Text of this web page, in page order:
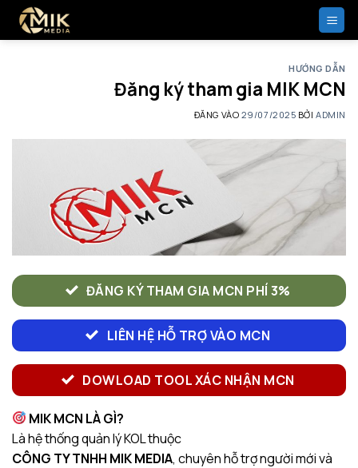
qua
HƯỚNG DẪN
Đăng ký tham gia MIK MCN
ĐĂNG VÀO 29/07/2025 BỞIADMIN
ĐĂNG KÝ THAM GIA MCN PHÍ 3%
LIÊN HỆ HỖ TRỢ VÀO MCN
DOWLOAD TOOL XÁC NHẬN MCN
MIK MCN LÀ GÌ?
Là hệ thống quản lý KOL thuộc
CÔNG TY TNHH MIK MEDIA, chuyên hỗ trợ người mới và